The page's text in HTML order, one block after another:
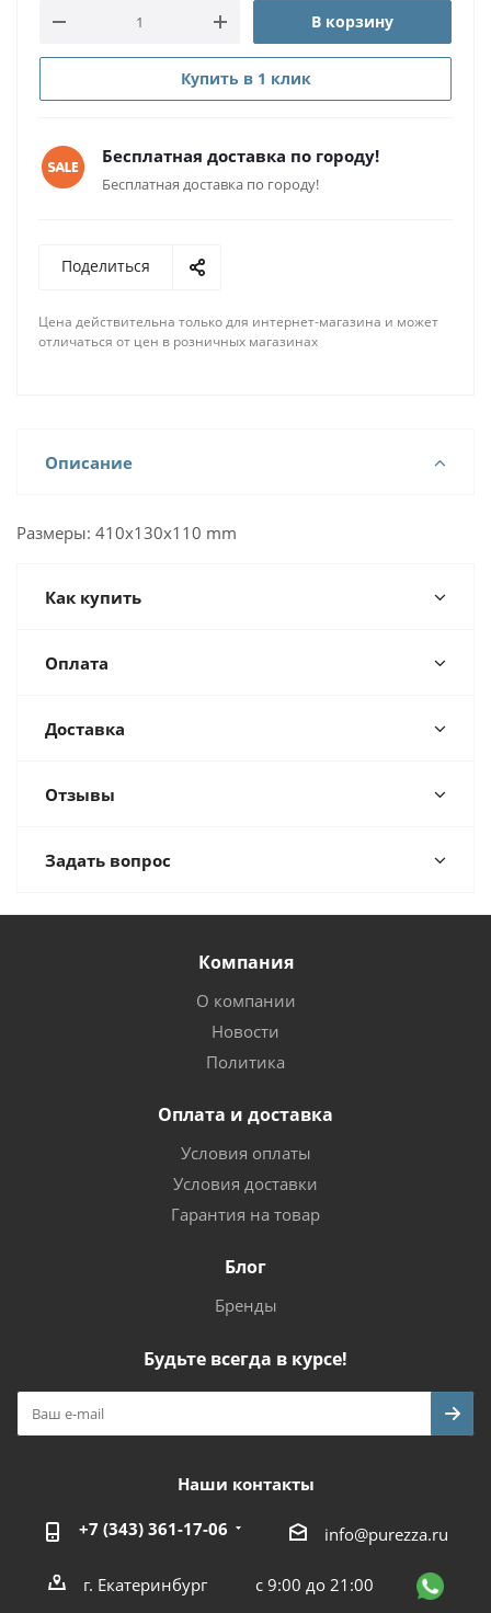
В корзину
Купить в 1 клик
Бесплатная доставка по городу!
Бесплатная доставка по городу!
Поделиться
Цена действительна только для интернет-магазина и может
отличаться от цен в розничных магазинах
Описание
Размеры: 410x130x110 mm
Как купить
Оплата
Доставка
Отзывы
Задать вопрос
Компания
О компании
Новости
Политика
Оплата и доставка
Условия оплаты
Условия доставки
Гарантия на товар
Блог
Бренды
Будьте всегда в курсе!
Наши контакты
+7 (343) 361-17-06 info@purezza.ru
г. Екатеринбург с 9:00 до 21:00